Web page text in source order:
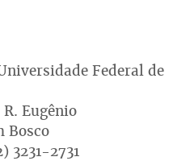
Federal de
Eugênio
Bosco
3231-2731